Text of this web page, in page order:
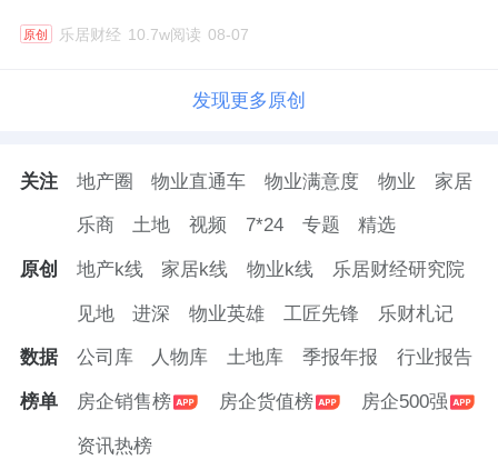
原创 乐居财经 10.7w阅读 08-07
发现更多原创
关注 地产圈 物业直通车 物业满意度 物业 家居
乐商 土地 视频 7*24 专题 精选
原创 地产k线 家居k线 物业k线 乐居财经研究院
见地 进深 物业英雄 工匠先锋 乐财札记
数据 公司库 人物库 土地库 季报年报 行业报告
榜单 房企销售榜 房企货值榜 房企500强
资讯热榜